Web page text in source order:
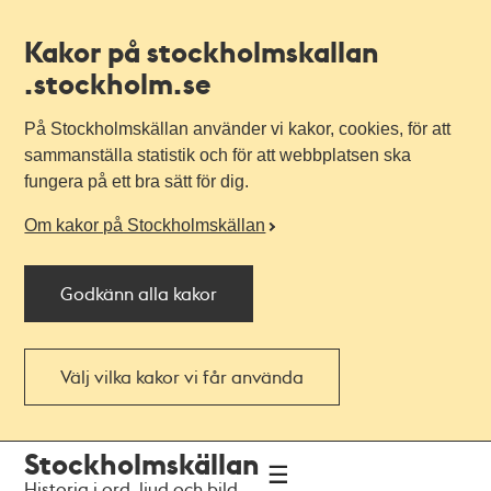
Kakor på stockholmskallan
.stockholm.se
På Stockholmskällan använder vi kakor, cookies, för att
sammanställa statistik och för att webbplatsen ska
fungera på ett bra sätt för dig.
Om kakor på Stockholmskällan
Godkänn alla kakor
Välj vilka kakor vi får använda
navigationen
huvudinnehållet
Stockholmskällan